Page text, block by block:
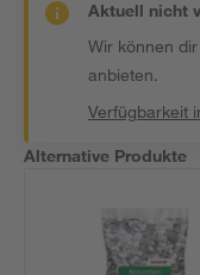
Aktuell nicht
Wir können
anbieten.
Verfügbarkeit
Alternative Produkte